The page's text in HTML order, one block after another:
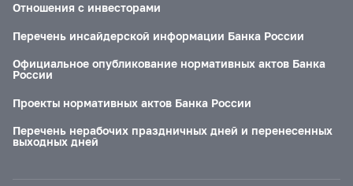
Отношения с инвесторами
Перечень инсайдерской информации Банка России
Официальное опубликование нормативных актов Банка
России
Проекты нормативных актов Банка России
Перечень нерабочих праздничных дней и перенесенных
выходных дней